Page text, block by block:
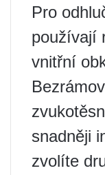
Pro
používají
vnitřní
snadněji
zvolíte